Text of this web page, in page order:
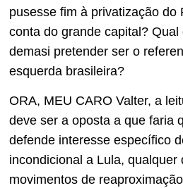
pusesse fim à privatização do
conta do grande capital?
demasi pretender ser o
esquerda brasileira?
ORA, MEU CARO Valter, a
deve ser a oposta a que faria
defende interesse específico
incondicional a Lula, qualquer
movimentos de